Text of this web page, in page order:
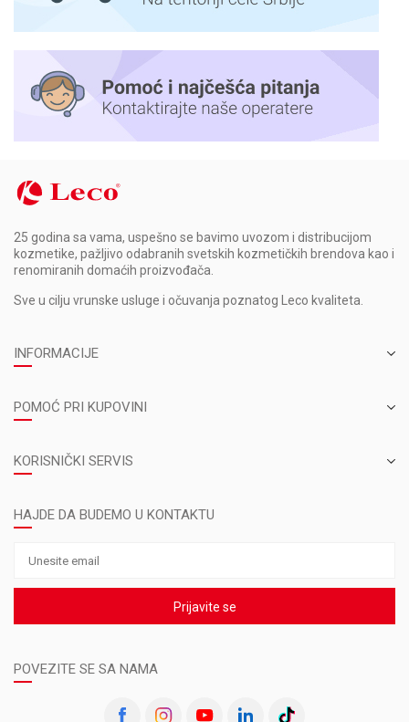
25 godina sa vama, uspešno se bavimo uvozom i distribucijom
kozmetike, pažljivo odabranih svetskih kozmetičkih brendova kao i
renomiranih domaćih proizvođača.
Sve u cilju vrunske usluge i očuvanja poznatog Leco kvaliteta.
INFORMACIJE
POMOĆ PRI KUPOVINI
KORISNIČKI SERVIS
HAJDE DA BUDEMO U KONTAKTU
Prijavite se
POVEZITE SE SA NAMA